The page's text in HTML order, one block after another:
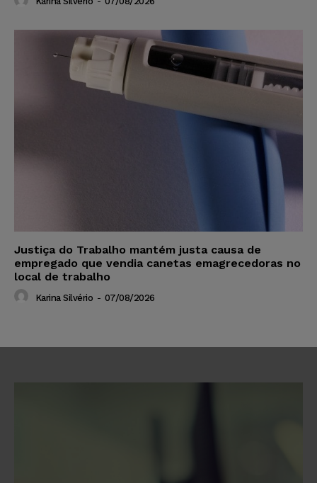
Justiça do Trabalho mantém justa causa de
empregado que vendia canetas emagrecedoras no
local de trabalho
Karina Silvério - 07/08/2026